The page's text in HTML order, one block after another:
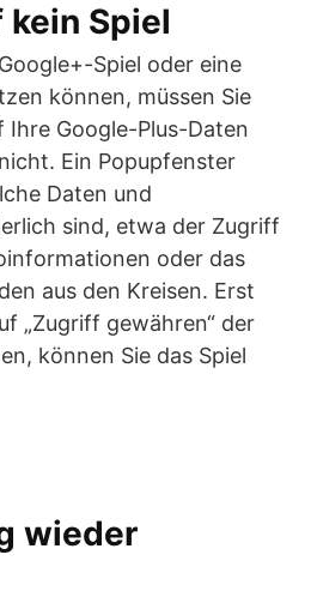
Spiel
Spiel oder eine
können, müssen Sie
Ihre Google-Plus-Daten
Ein Popupfenster
Daten und
sind, etwa der Zugriff
oder das
aus den Kreisen. Erst
„Zugriff gewähren“ der
können Sie das Spiel
wieder